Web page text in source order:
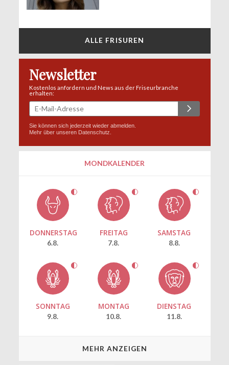
ALLE FRISUREN
Newsletter
Kostenlos anfordern und News aus der Friseurbranche
erhalten:
Sie können sich jederzeit wieder abmelden.
Mehr über unseren Datenschutz
MONDKALENDER
DONNERSTAG
6.8.
FREITAG
7.8.
SAMSTAG
8.8.
SONNTAG
9.8.
MONTAG
10.8.
DIENSTAG
11.8.
MEHR ANZEIGEN